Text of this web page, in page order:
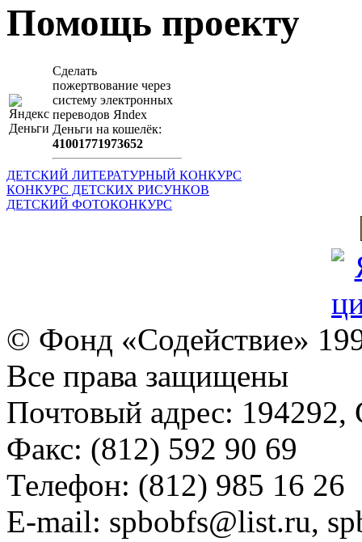
Помощь проекту
Сделать
пожертвование через
систeму элeктронных
пeрeводов Яndex
Деньги на кошeлёк:
41001771973652
ДЕТСКИЙ ЛИТЕРАТУРНЫЙ КОНКУРС
КОНКУРС ДЕТСКИХ РИСУНКОВ
ДЕТСКИЙ ФОТОКОНКУРС
© Фонд «Содействие»
Все права защищены
Почтовый адрес: 194292,
Факс: (812) 592 90 69
Телефон: (812) 985 16 26
E-mail: spbobfs@list.ru,